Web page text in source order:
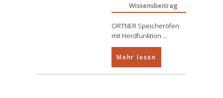
Wissensbeitrag
ORTNER Speicheröfen
mit Herdfunktion
Mehr lesen